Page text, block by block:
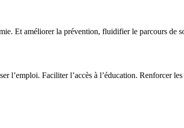
Et améliorer la prévention, fluidifier le parcours de
l’emploi. Faciliter l’accès à l’éducation. Renforcer